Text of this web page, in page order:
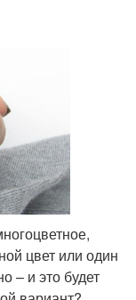
цвет или один
– и это будет